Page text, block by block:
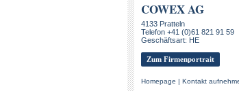
COWEX AG
4133 Pratteln
Telefon +41 (0)61 821 91 59
Geschäftsart: HE
Zum Firmenportrait
Homepage | Kontakt